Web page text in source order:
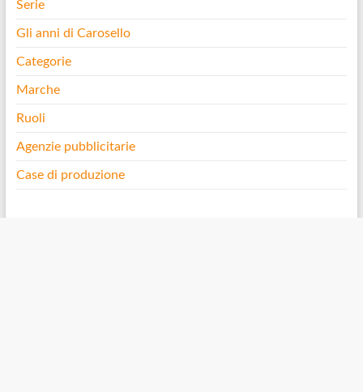
Serie
Gli anni di Carosello
Categorie
Marche
Ruoli
Agenzie pubblicitarie
Case di produzione